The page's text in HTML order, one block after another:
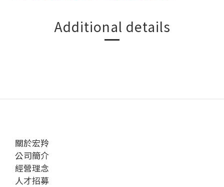
Additional details
關於宏羚
公司簡介
經營理念
人才招募